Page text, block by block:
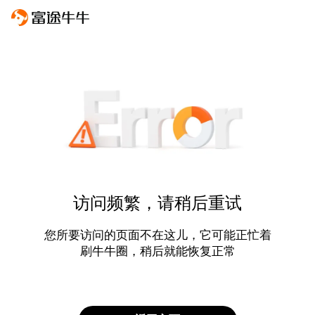
访问频繁，请稍后重试
您所要访问的页面不在这儿，它可能正忙着
刷牛牛圈，稍后就能恢复正常